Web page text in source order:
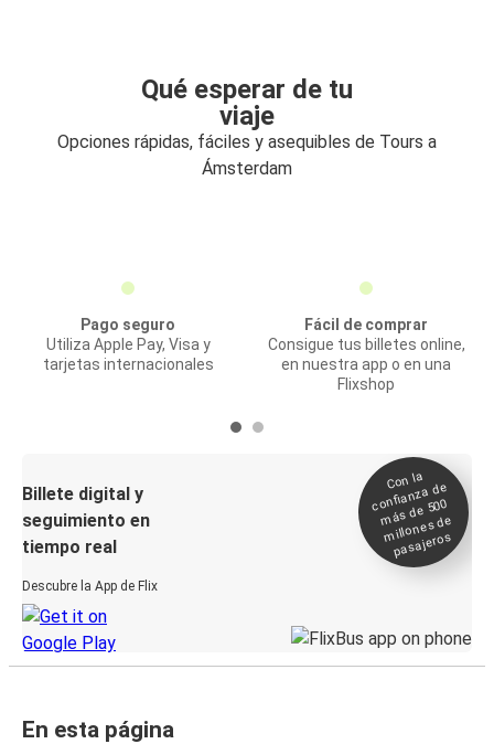
Qué esperar de tu
viaje
Opciones rápidas, fáciles y asequibles de Tours a
Ámsterdam
Pago seguro
Utiliza Apple Pay, Visa y
tarjetas internacionales
Fácil de comprar
Consigue tus billetes online,
en nuestra app o en una
Flixshop
Billete digital y
seguimiento en
tiempo real
Descubre la App de Flix
Con la
confianza de
más de 500
millones de
pasajeros
En esta página